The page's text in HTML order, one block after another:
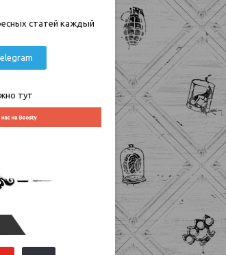
статей каждый
тут